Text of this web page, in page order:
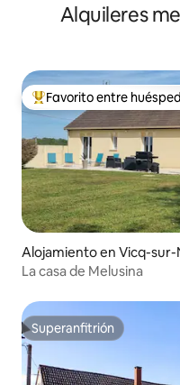
Alquileres
Favorito entre
Favorito entre
Alojamiento en Vicq-sur-
La casa de Melusina
Superanfitrión
Superanfitrión